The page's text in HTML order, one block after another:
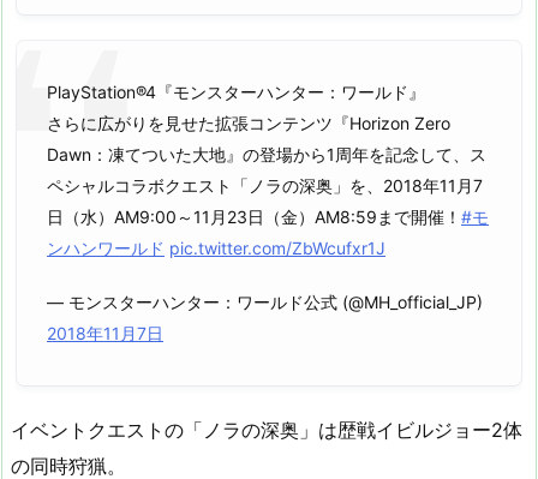
PlayStation®4『モンスターハンター：ワールド』
さらに広がりを見せた拡張コンテンツ『Horizon Zero
Dawn：凍てついた大地』の登場から1周年を記念して、ス
ペシャルコラボクエスト「ノラの深奥」を、2018年11月7
日（水）AM9:00～11月23日（金）AM8:59まで開催！ #モ
ンハンワールド pic.twitter.com/ZbWcufxr1J
— モンスターハンター：ワールド公式 (@MH_official_JP)
2018年11月7日
イベントクエストの「ノラの深奥」は歴戦イビルジョー2体
の同時狩猟。